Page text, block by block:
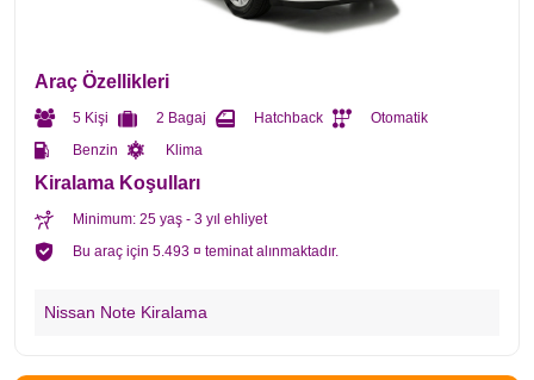
Araç Özellikleri
5 Kişi 2 Bagaj Hatchback
Otomatik
Benzin
Klima
Kiralama Koşulları
Minimum: 25 yaş - 3 yıl ehliyet
Bu araç için 5.493 ¤ teminat alınmaktadır.
Nissan Note Kiralama